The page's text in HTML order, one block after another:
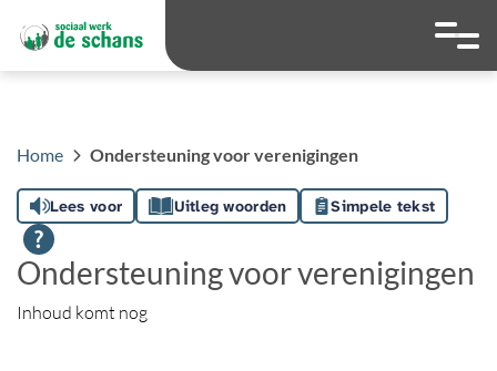
Hoog contrast
Ga naar
Home Ondersteuning voor verenigingen
Lees voor Uitleg woorden Simpele tekst
Ondersteuning voor verenigingen
Inhoud komt nog